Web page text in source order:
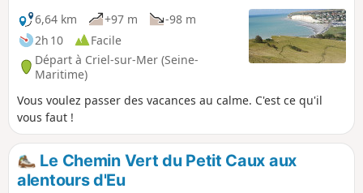
6,64 km
+97 m
-98 m
2h 10
Facile
Départ à Criel-sur-Mer (Seine-
Maritime)
Vous voulez passer des vacances au calme. C'est ce qu'il
vous faut !
Le Chemin Vert du Petit Caux aux
alentours d'Eu